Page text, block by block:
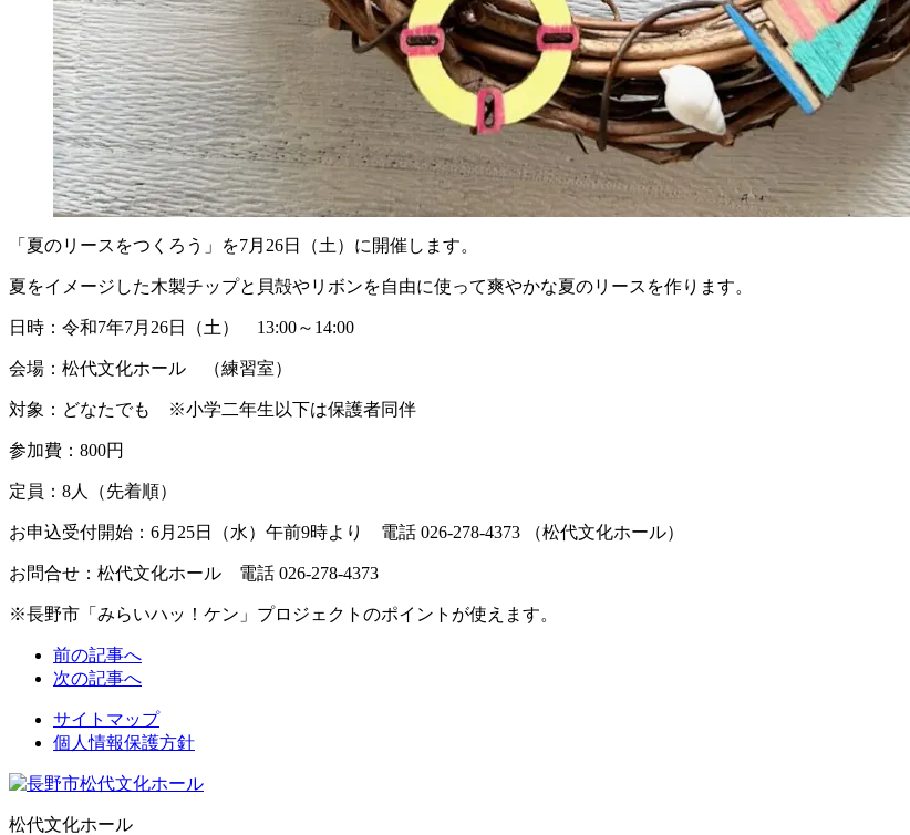
「夏のリースをつくろう」を7月26日（土）に開催します。
夏をイメージした木製チップと貝殻やリボンを自由に使って爽やかな夏のリースを作ります。
日時：令和7年7月26日（土） 13:00～14:00
会場：松代文化ホール （練習室）
対象：どなたでも ※小学二年生以下は保護者同伴
参加費：800円
定員：8人（先着順）
お申込受付開始：6月25日（水）午前9時より 電話 026-278-4373 （松代文化ホール）
お問合せ：松代文化ホール 電話 026-278-4373
※長野市「みらいハッ！ケン」プロジェクトのポイントが使えます。
前の記事へ
次の記事へ
サイトマップ
個人情報保護方針
松代文化ホール